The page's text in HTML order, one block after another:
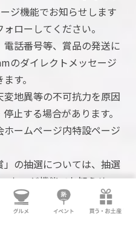
ジ機能でお知らせします
ローしてください。
話番号等、賞品の発送に
のダイレクトメッセージ
す。
地異等の不可抗力を原因
止する場合があります。
ームページ内特設ページ
の抽選については、抽選
セージ機能でお知らせ
選とさせていただきま